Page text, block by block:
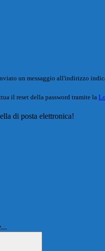
un messaggio all'indirizzo
il reset della password tramite la
di posta elettronica!